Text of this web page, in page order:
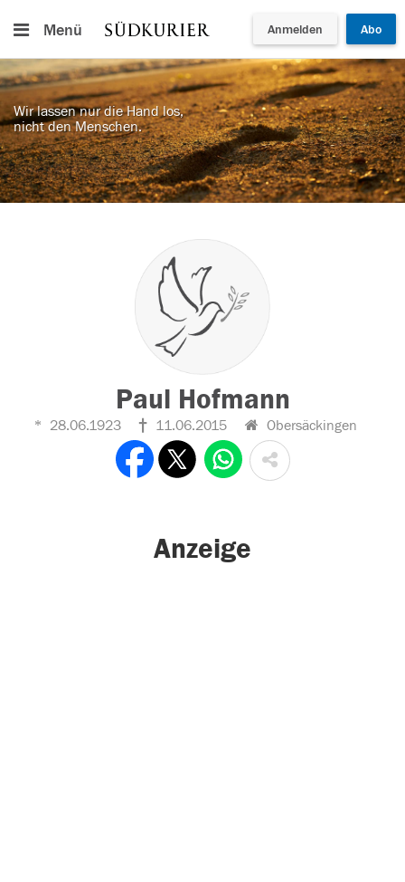
Menü Anmelden Abo
Wir lassen nur die Hand los,
nicht den Menschen.
Paul Hofmann
28.06.1923 11.06.2015 Obersäckingen
Anzeige